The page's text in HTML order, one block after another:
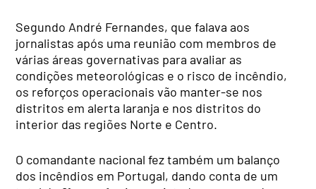
Segundo André Fernandes, que falava aos
jornalistas após uma reunião com membros de
várias áreas governativas para avaliar as
condições meteorológicas e o risco de incêndio,
os reforços operacionais vão manter-se nos
distritos em alerta laranja e nos distritos do
interior das regiões Norte e Centro.
O comandante nacional fez também um balanço
dos incêndios em Portugal, dando conta de um